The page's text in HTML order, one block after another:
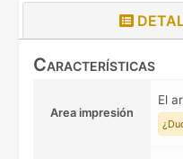
Características
Area impresión
El